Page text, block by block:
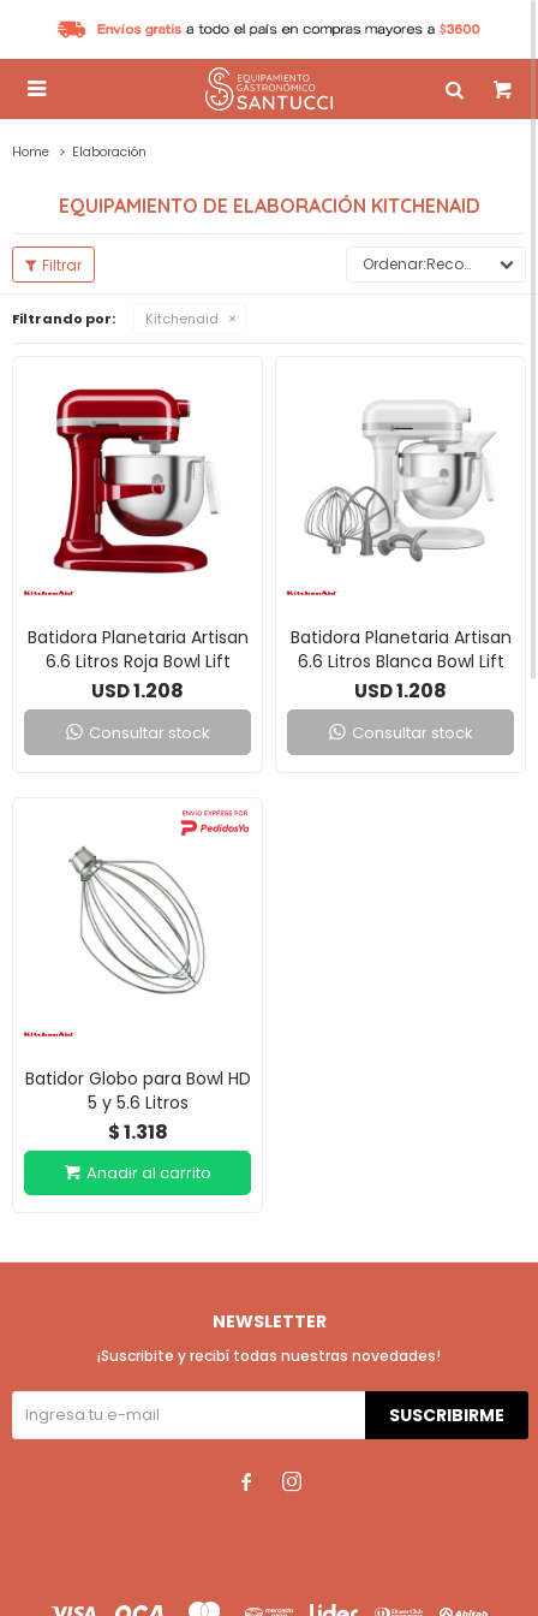

Home Elaboración
EQUIPAMIENTO DE ELABORACIÓN KITCHENAID
Recomendados
Filtrando por: Kitchenaid
Batidora Planetaria Artisan
6.6 Litros Roja Bowl Lift
USD1.208
Consultar stock
Batidora Planetaria Artisan
6.6 Litros Blanca Bowl Lift
USD1.208
Consultar stock
Batidor Globo para Bowl HD
5 y 5.6 Litros
$1.318
NEWSLETTER
¡Suscribite y recibí todas nuestras novedades!
SUSCRIBIRME
 